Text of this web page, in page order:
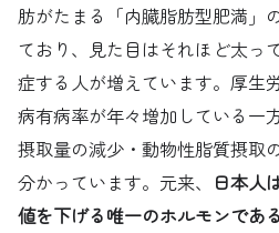
肪がたまる「内臓脂肪型肥満」
ており、見た目はそれほど太っ
症する人が増えています。厚生
病有病率が年々増加している一
摂取量の減少・動物性脂質摂取
分かっています。元来、
日本人
値を下げる唯一のホルモンであ